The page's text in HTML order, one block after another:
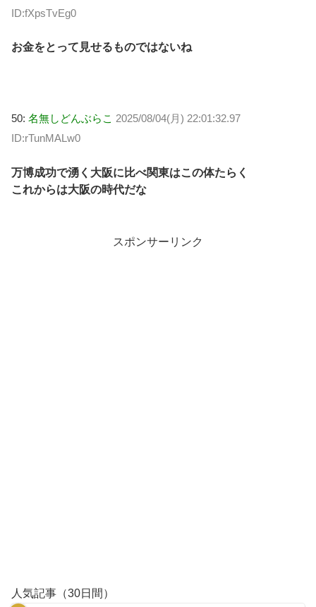
ID:fXpsTvEg0
お金をとって見せるものではないね
50: 名無しどんぶらこ 2025/08/04(月) 22:01:32.97
ID:rTunMALw0
万博成功で湧く大阪に比べ関東はこの体たらく
これからは大阪の時代だな
スポンサーリンク
人気記事（30日間）